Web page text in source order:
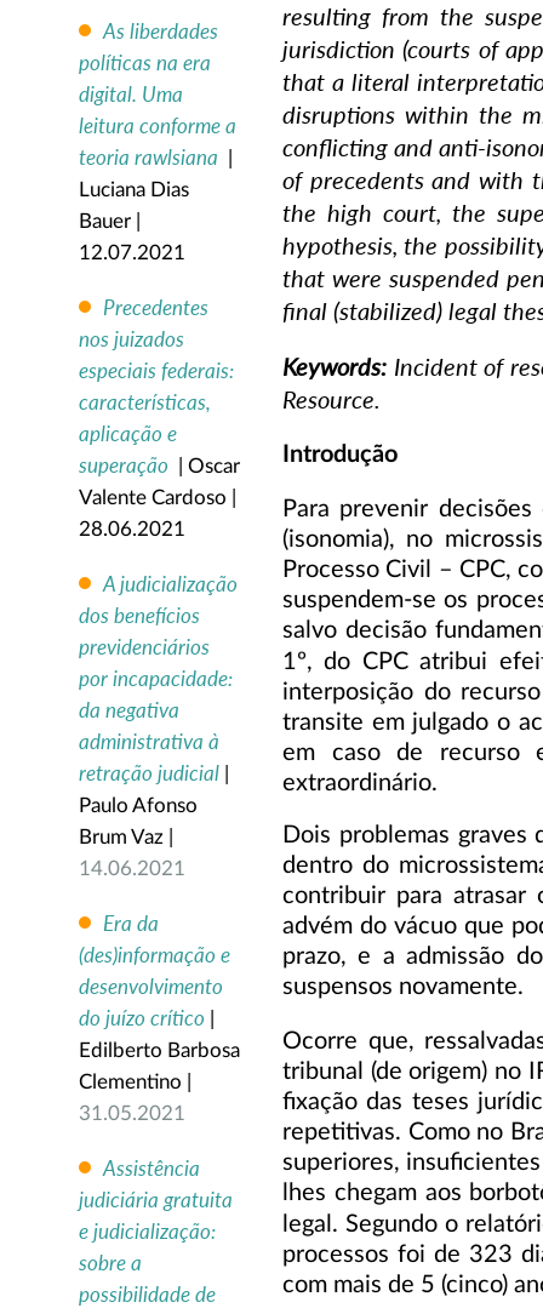
As liberdades
políticas na era
digital. Uma
leitura conforme a
teoria rawlsiana
Luciana Dias
Bauer |
12.07.2021
Precedentes
nos juizados
especiais federais:
características,
aplicação e
superação | Oscar
Valente Cardoso |
28.06.2021
A judicialização
dos benefícios
previdenciários
por incapacidade:
da negativa
administrativa à
retração judicial
Paulo Afonso
Brum Vaz |
14.06.2021
Era da
(des)informação e
desenvolvimento
do juízo crítico
Edilberto Barbosa
Clementino |
31.05.2021
Assistência
judiciária gratuita
e judicialização:
sobre a
possibilidade de
resulting from the
jurisdiction (courts of
that a literal
disruptions within the
conflicting and anti-
of precedents and with
the high court, the
hypothesis, the
that were suspended
final (stabilized) legal
Keywords: Incident of
Resource.
Introdução
Para prevenir
(isonomia), no
Processo Civil – CPC,
suspendem-se os
salvo decisão
1º, do CPC atribui
interposição do
transite em julgado o
em caso de recurso
extraordinário.
Dois problemas
dentro do
contribuir para atrasar
advém do vácuo que
prazo, e a admissão
suspensos novamente.
Ocorre que,
tribunal (de origem) no
fixação das teses
repetitivas. Como no
superiores,
lhes chegam aos
legal. Segundo o
processos foi de 323
com mais de 5 (cinco)